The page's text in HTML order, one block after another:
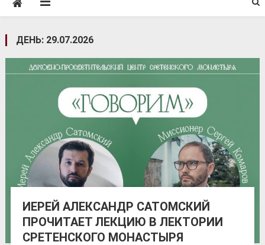
ДЕНЬ: 29.07.2026
ИЕРЕЙ АЛЕКСАНДР САТОМСКИЙ
ПРОЧИТАЕТ ЛЕКЦИЮ В ЛЕКТОРИИ
СРЕТЕНСКОГО МОНАСТЫРЯ